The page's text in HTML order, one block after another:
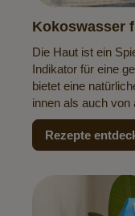
Kokoswasser
Die Haut ist ein
Indikator für eine
bietet eine
innen als auch
Rezepte